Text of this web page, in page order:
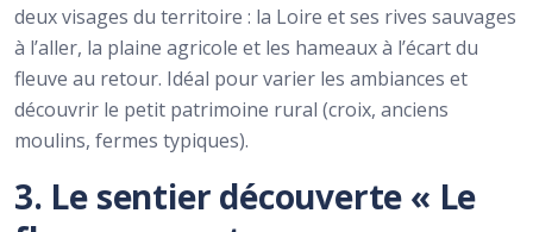
deux visages du territoire : la Loire et ses rives sauvages
à l’aller, la plaine agricole et les hameaux à l’écart du
fleuve au retour. Idéal pour varier les ambiances et
découvrir le petit patrimoine rural (croix, anciens
moulins, fermes typiques).
3. Le sentier découverte « Le